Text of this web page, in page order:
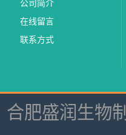
公司简介
在线留言
联系方式
合肥盛润生物